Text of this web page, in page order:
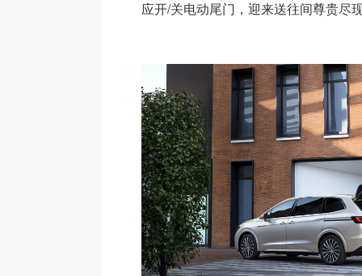
应开/关电动尾门，迎来送往间尊贵尽